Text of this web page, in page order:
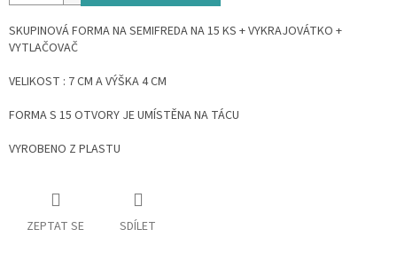
SKUPINOVÁ FORMA NA SEMIFREDA NA 15 KS + VYKRAJOVÁTKO +
VYTLAČOVAČ
VELIKOST : 7 CM A VÝŠKA 4 CM
FORMA S 15 OTVORY JE UMÍSTĚNA NA TÁCU
VYROBENO Z PLASTU
ZEPTAT SE SDÍLET